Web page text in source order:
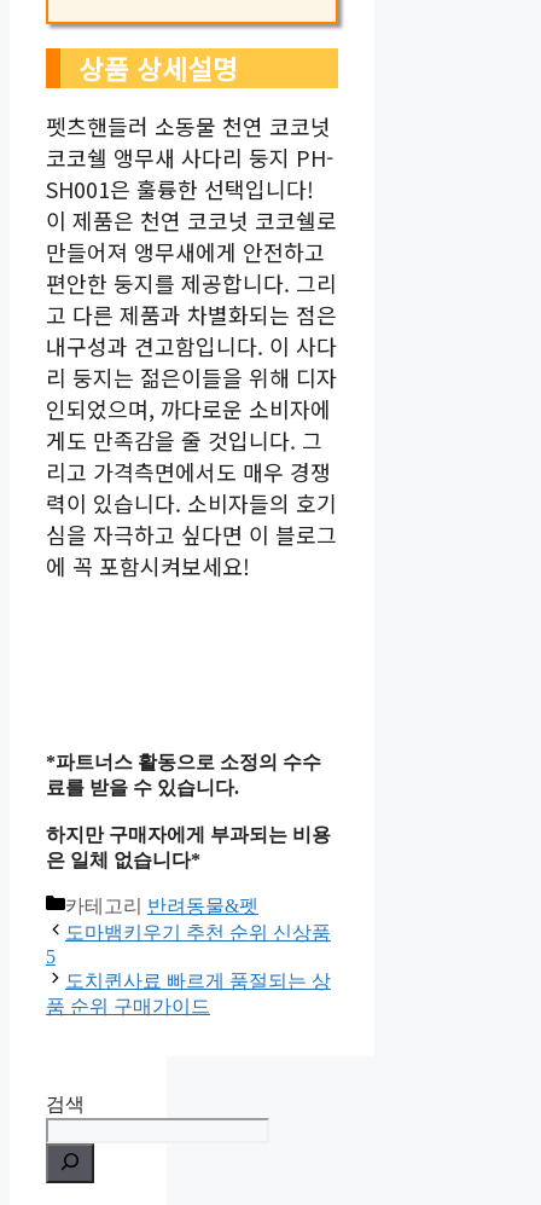
상품 상세설명
펫츠핸들러 소동물 천연 코코넛
코코쉘 앵무새 사다리 둥지 PH-
SH001은 훌륭한 선택입니다!
이 제품은 천연 코코넛 코코쉘로
만들어져 앵무새에게 안전하고
편안한 둥지를 제공합니다. 그리
고 다른 제품과 차별화되는 점은
내구성과 견고함입니다. 이 사다
리 둥지는 젊은이들을 위해 디자
인되었으며, 까다로운 소비자에
게도 만족감을 줄 것입니다. 그
리고 가격측면에서도 매우 경쟁
력이 있습니다. 소비자들의 호기
심을 자극하고 싶다면 이 블로그
에 꼭 포함시켜보세요!
*파트너스 활동으로 소정의 수수
료를 받을 수 있습니다.
하지만 구매자에게 부과되는 비용
은 일체 없습니다*
카테고리 반려동물&펫
도마뱀키우기 추천 순위 신상품
5
도치퀸사료 빠르게 품절되는 상
품 순위 구매가이드
검색